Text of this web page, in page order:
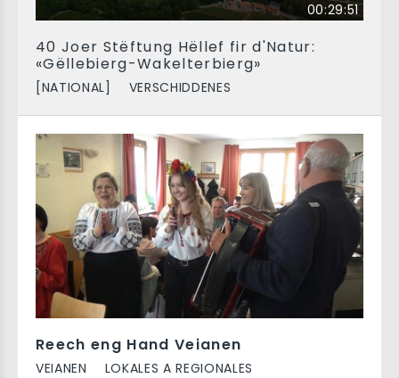
00:29:51
40 Joer Stëftung Hëllef fir d'Natur:
«Gëllebierg-Wakelterbierg»
[NATIONAL] VERSCHIDDENES
Reech eng Hand Veianen
VEIANEN LOKALES A REGIONALES